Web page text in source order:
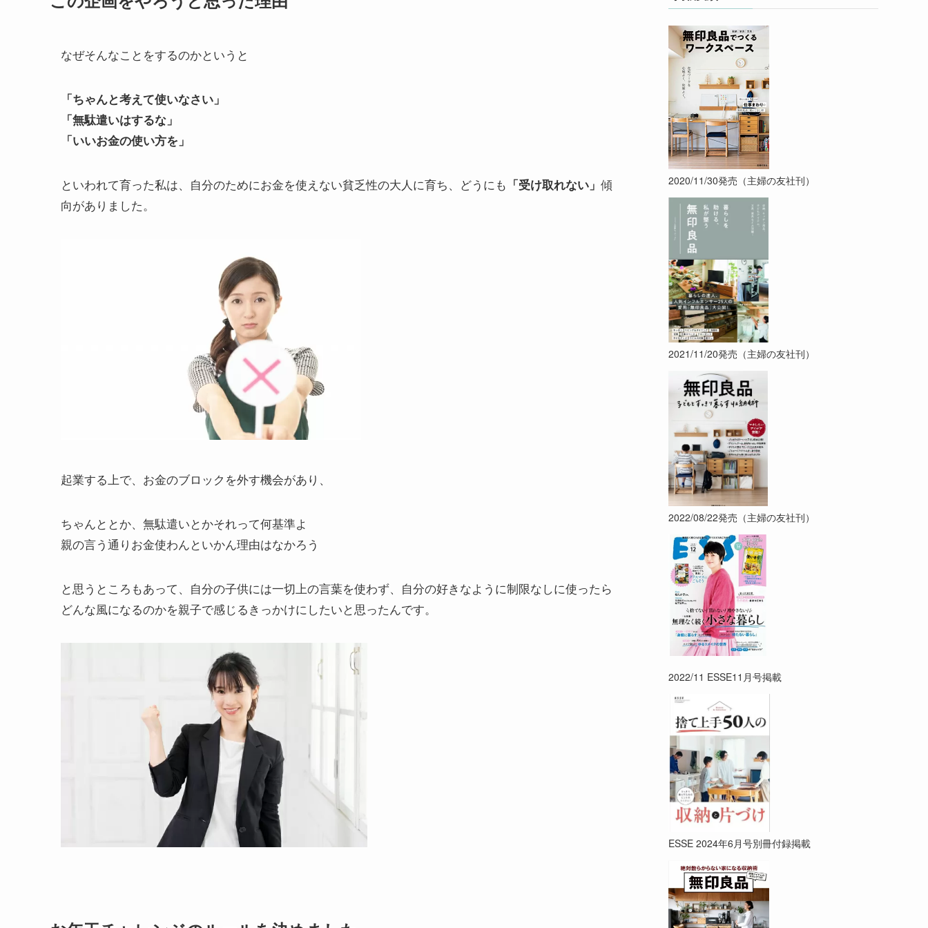
なぜそんなことをするのかというと
「ちゃんと考えて使いなさい」
「無駄遣いはするな」
「いいお金の使い方を」
といわれて育った私は、自分のためにお金を使えない貧乏性の大人に育ち、どうにも 「受け取れない」 傾
向がありました。
起業する上で、お金のブロックを外す機会があり、
ちゃんととか、無駄遣いとかそれって何基準よ
親の言う通りお金使わんといかん理由はなかろう
と思うところもあって、自分の子供には一切上の言葉を使わず、 自分の好きなように制限なしに使ったら
どんな風になるのかを親子で感じるきっかけにしたいと思ったんです。
2020/11/30発売（主婦の友社刊）
2021/11/20発売（主婦の友社刊）
2022/08/22発売（主婦の友社刊）
2022/11 ESSE11月号掲載
ESSE 2024年6月号別冊付録掲載